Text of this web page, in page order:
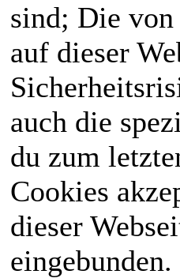
sind; Die von
auf dieser
auch die
du zum
Cookies
dieser